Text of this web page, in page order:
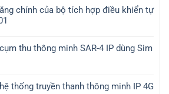
chính của bộ tích hợp điều khiển tự
thu thông minh SAR-4 IP dùng Sim
thống truyền thanh thông minh IP 4G